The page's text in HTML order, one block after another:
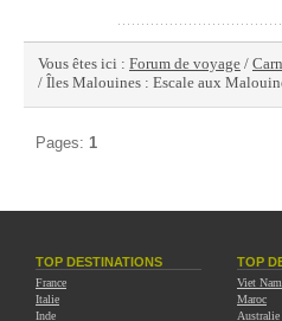
Vous êtes ici : Forum de voyage /
/ Îles Malouines : Escale aux
Pages: 1
TOP DESTINATIONS
France
Italie
Inde
TOP
Viet Nam
Maroc
Australie